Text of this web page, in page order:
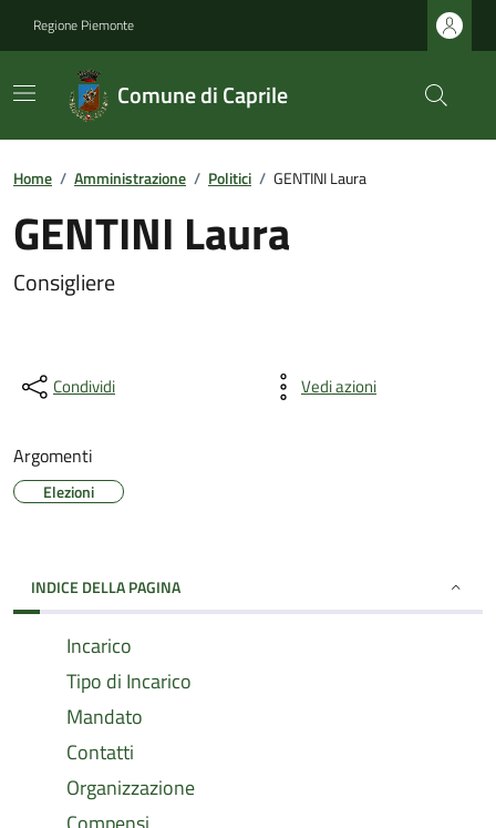
Regione Piemonte
Comune di Caprile
Home / Amministrazione / Politici / GENTINI Laura
GENTINI Laura
Consigliere
Condividi Vedi azioni
Argomenti
Elezioni
INDICE DELLA PAGINA
Incarico
Tipo di Incarico
Mandato
Contatti
Organizzazione